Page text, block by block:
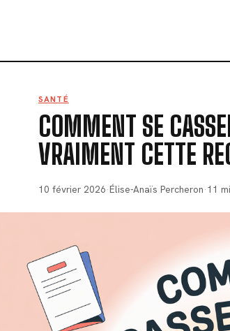
SANTÉ
COMMENT SE
VRAIMENT CETTE
10 février 2026·Élise-Anaïs Percheron·11